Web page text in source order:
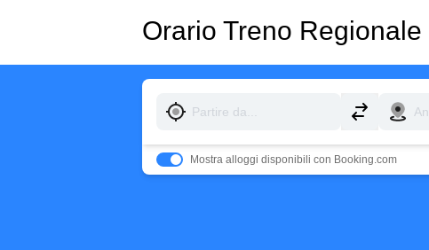
Orario Treno
Mostra alloggi disponibili con Booking.com